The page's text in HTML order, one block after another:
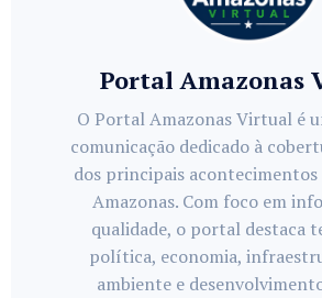
Portal Amazonas
O Portal Amazonas Virtual é
comunicação dedicado à
dos principais acontecimentos
Amazonas. Com foco em
qualidade, o portal destaca
política, economia,
ambiente e